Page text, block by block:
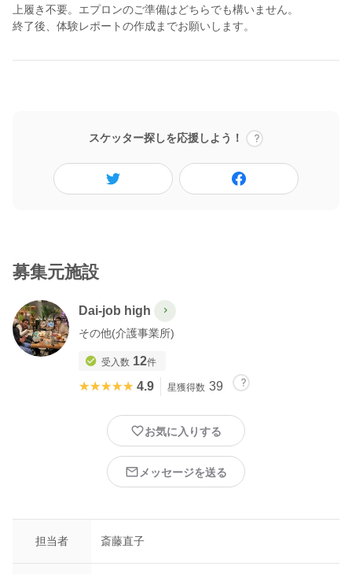
特に学生さんのボランティア体験にお勧めです。
上履き不要。エプロンのご準備はどちらでも構いません。
終了後、体験レポートの作成までお願いします。
スケッター探しを応援しよう！
募集元施設
Dai-job high
その他(介護事業所)
受入数 12件
★★★★★
★★★★★ 4.9 星獲得数 39
お気に入りする
メッセージを送る
担当者 斎藤直子